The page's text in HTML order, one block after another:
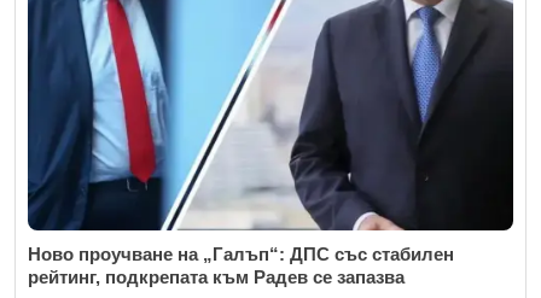
Коментар*
Ново проучване на „Галъп“: ДПС със стабилен
рейтинг, подкрепата към Радев се запазва